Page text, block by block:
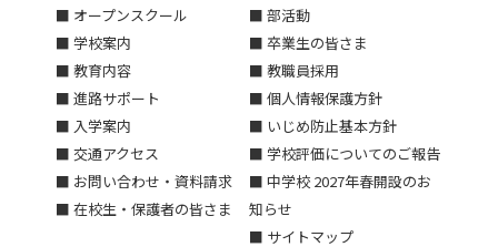
■ オープンスクール
■ 学校案内
■ 教育内容
■ 進路サポート
■ 入学案内
■ 交通アクセス
■ お問い合わせ・資料請求
■ 在校生・保護者の皆さま
■ 部活動
■ 卒業生の皆さま
■ 教職員採用
■ 個人情報保護方針
■ いじめ防止基本方針
■ 学校評価についてのご報告
■ 中学校 2027年春開設のお
知らせ
■ サイトマップ